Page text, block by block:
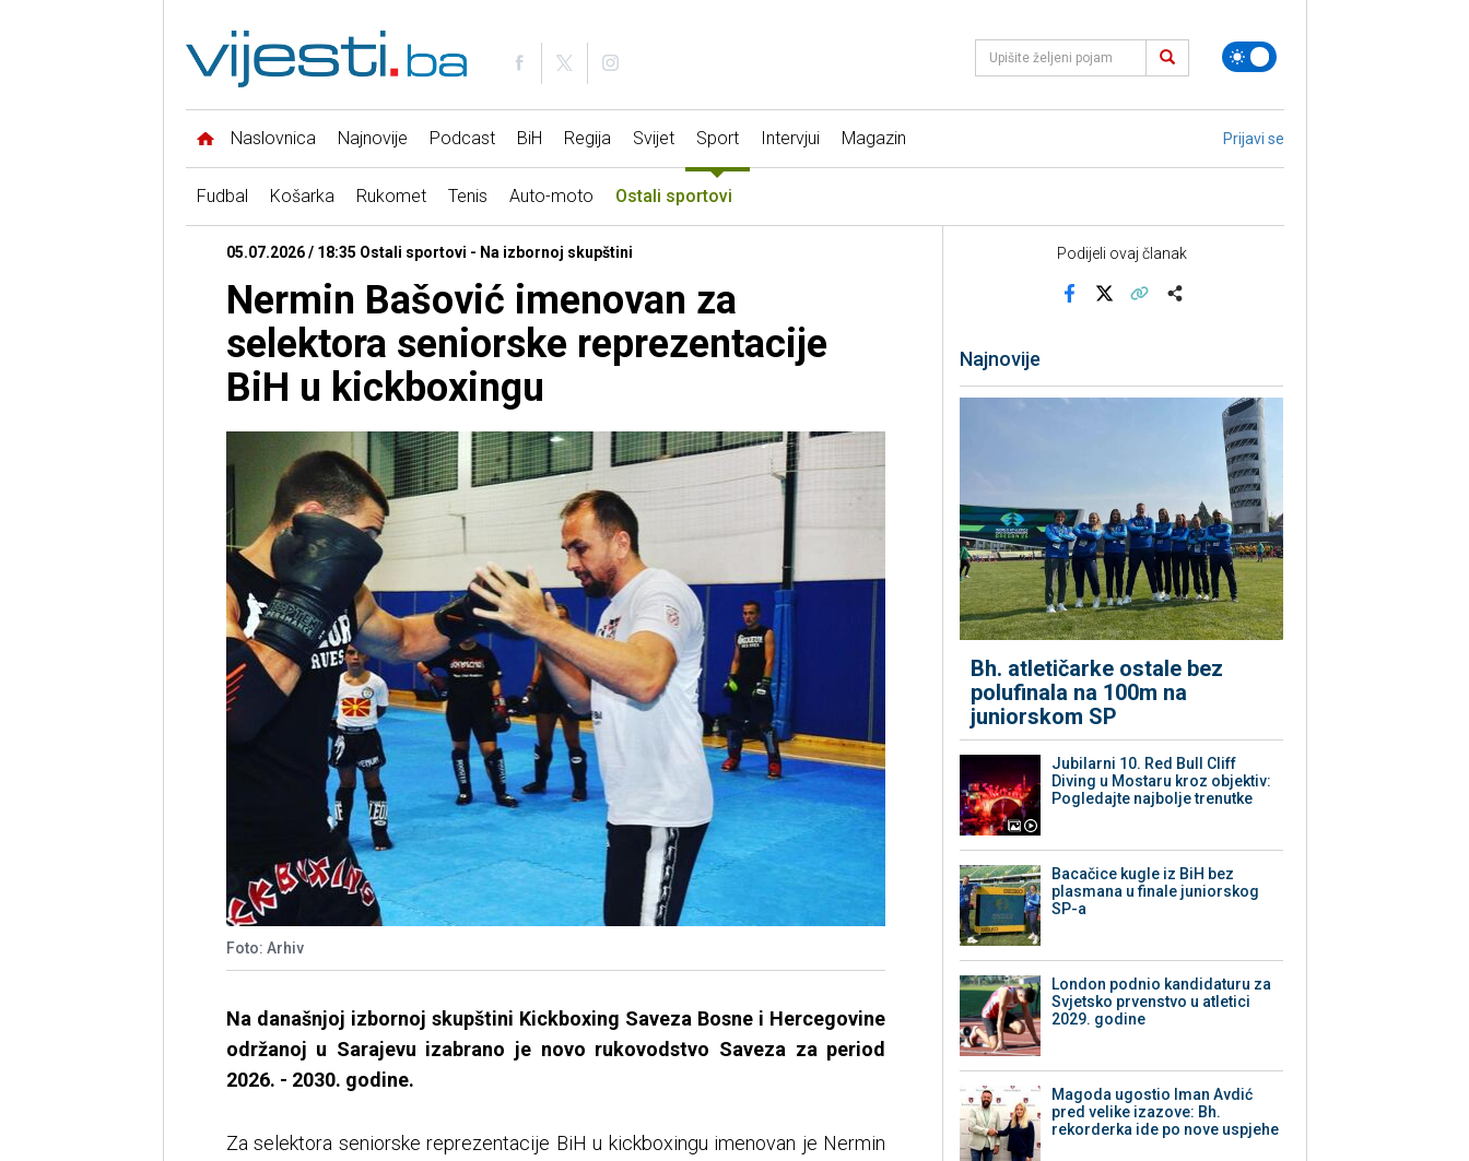
Naslovnica Najnovije Podcast BiH Regija Svijet Sport Intervjui Magazin Prijavi se
Fudbal Košarka Rukomet Tenis Auto-moto Ostali sportovi
05.07.2026 / 18:35 Ostali sportovi - Na izbornoj skupštini
Nermin Bašović imenovan za
selektora seniorske reprezentacije
BiH u kickboxingu
Foto: Arhiv
Na današnjoj izbornoj skupštini Kickboxing Saveza Bosne i Hercegovine
održanoj u Sarajevu izabrano je novo rukovodstvo Saveza za period
2026. - 2030. godine.
Za selektora seniorske reprezentacije BiH u kickboxingu imenovan je Nermin
Podijeli ovaj članak
Najnovije
Bh. atletičarke ostale bez
polufinala na 100m na
juniorskom SP
Jubilarni 10. Red Bull Cliff
Diving u Mostaru kroz objektiv:
Pogledajte najbolje trenutke
Bacačice kugle iz BiH bez
plasmana u finale juniorskog
SP-a
London podnio kandidaturu za
Svjetsko prvenstvo u atletici
2029. godine
Magoda ugostio Iman Avdić
pred velike izazove: Bh.
rekorderka ide po nove uspjehe